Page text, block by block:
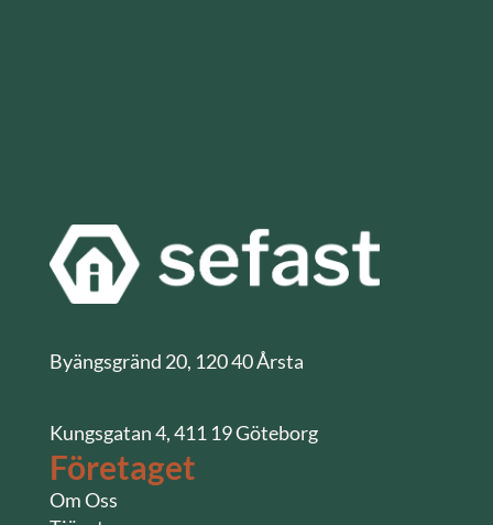
Byängsgränd 20, 120 40 Årsta
Kungsgatan 4, 411 19 Göteborg
Företaget
Om Oss